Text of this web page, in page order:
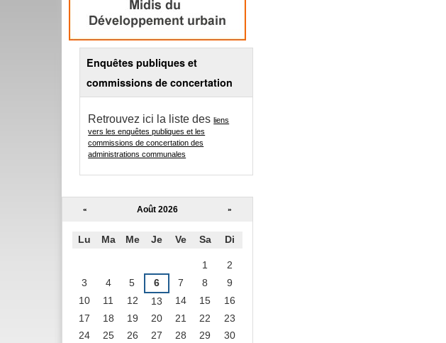
Enquêtes publiques et
commissions de concertation
Retrouvez ici la liste desliens
vers les enquêtes publiques et les
commissions de concertation des
administrations communales
« Août 2026 »
Lu Ma Me Je Ve Sa Di
1
2
3
4 5 6 7 8
9
10
11 12 13 14 15
16
17
18 19 20 21 22
23
24
25 26 27 28 29 30